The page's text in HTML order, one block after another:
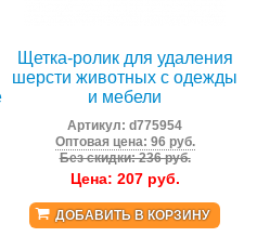
Щетка-ролик для удаления
шерсти животных с одежды
и мебели
Артикул:d775954
Оптовая цена: 96 руб.
Без скидки: 236 руб.
Цена: 207руб.
ДОБАВИТЬ В КОРЗИНУ